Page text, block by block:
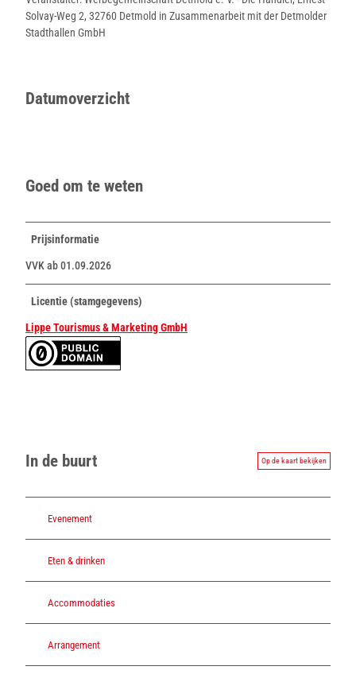
p
a
b
n
g
Solvay-Weg 2, 32760 Detmold in Zusammenarbeit mit der Detmolder
Stadthallen GmbH
Datumoverzicht
Goed om te weten
Prijsinformatie
VVK ab 01.09.2026
Licentie (stamgegevens)
Lippe Tourismus & Marketing GmbH
In de buurt Op de kaart bekijken
Evenement
Eten & drinken
Accommodaties
Arrangement